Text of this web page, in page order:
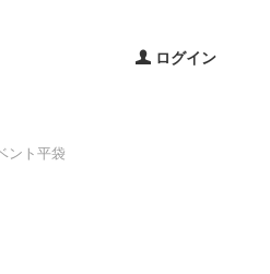
ログイン
ント平袋